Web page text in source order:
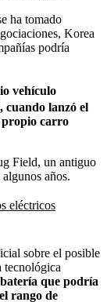
ha tomado
Korea
podría
vehículo
cuando lanzó el
propio carro
Field, un antiguo
años.
eléctricos
sobre el posible
tecnológica
que podría
rango de